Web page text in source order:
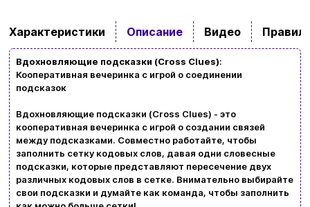
Характеристики Описание Видео
Вдохновляющие подсказки (Cross Clues):
Кооперативная вечеринка с игрой о соединении
подсказок
Вдохновляющие подсказки (Cross Clues) - это
кооперативная вечеринка с игрой о создании связей
между подсказками. Совместно работайте, чтобы
заполнить сетку кодовых слов, давая одни словесные
подсказки, которые представляют пересечение двух
различных кодовых слов в сетке. Внимательно выбирайте
свои подсказки и думайте как команда, чтобы заполнить
Бренды
Доставка и оплата
Возврат и обмен товаров
Политика конфиденциальности
Контакты
Ваша корзина сейчас пуста
Просмотрите ассортимент нашего магазина и
вы обязательно найдете что-нибудь